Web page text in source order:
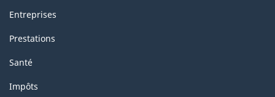
Entreprises
Prestations
Santé
Impôts